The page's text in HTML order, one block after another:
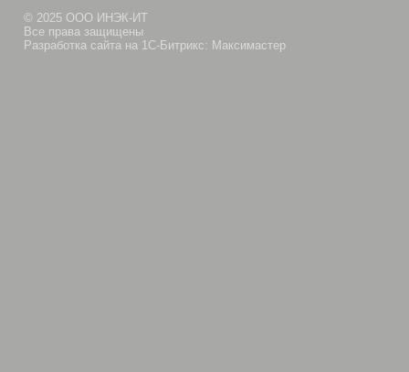
© 2025 ООО ИНЭК-ИТ
Все права защищены
Разработка сайта на 1С-Битрикс: Максимастер